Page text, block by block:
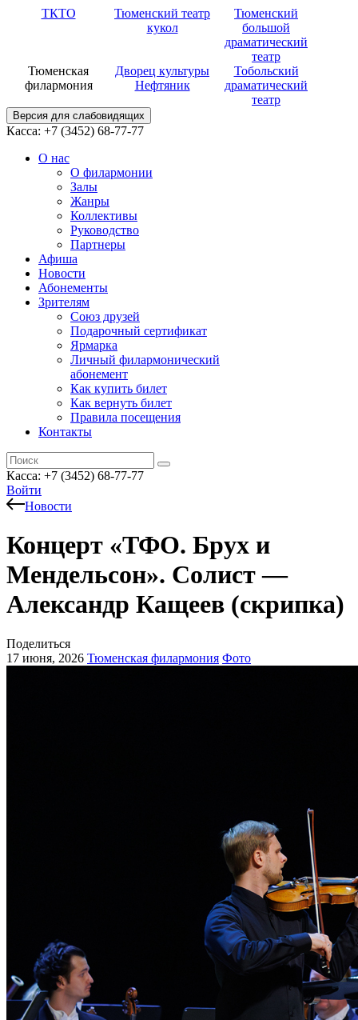
ТКТО
Тюменский театр
кукол
Тюменский
большой
драматический
театр
Тюменская
филармония
Дворец культуры
Нефтяник
Тобольский
драматический
театр
Версия для слабовидящих
Касса: +7 (3452) 68-77-77
О нас
О филармонии
Залы
Жанры
Коллективы
Руководство
Партнеры
Афиша
Новости
Абонементы
Зрителям
Союз друзей
Подарочный сертификат
Ярмарка
Личный филармонический
абонемент
Как купить билет
Как вернуть билет
Правила посещения
Контакты
Касса: +7 (3452) 68-77-77
Войти
Новости
Концерт «ТФО. Брух и
Мендельсон». Солист —
Александр Кащеев (скрипка)
Поделиться
17 июня, 2026 Тюменская филармония Фото